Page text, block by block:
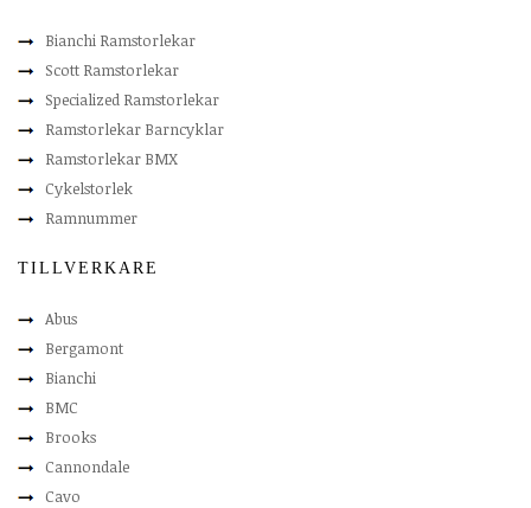
Bianchi Ramstorlekar
Scott Ramstorlekar
Specialized Ramstorlekar
Ramstorlekar Barncyklar
Ramstorlekar BMX
Cykelstorlek
Ramnummer
TILLVERKARE
Abus
Bergamont
Bianchi
BMC
Brooks
Cannondale
Cavo